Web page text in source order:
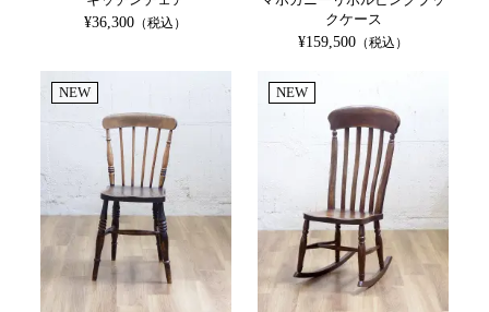
¥36,300 （税込）
クケース
¥159,500 （税込）
NEW NEW